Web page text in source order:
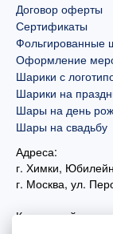
Договор оферты
Сертификаты
Фольгированные
Оформление
Шарики с
Шарики на
Шары на день
Шары на свадьбу
Адреса:
г. Химки,
г. Москва, ул.
Контактный